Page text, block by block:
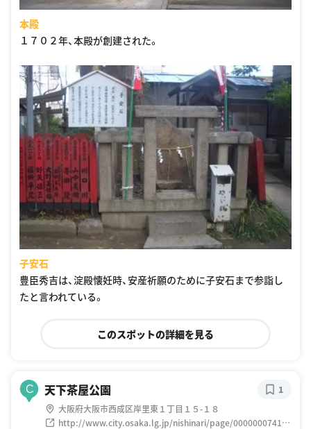
本殿
１７０２年、本殿が創建された。
子安石
豊臣秀吉は、淀殿懐妊時、安産祈願のために子安石まで参詣し
たと言われている。
このスポットの詳細を見る
C 天下茶屋公園
大阪府大阪市西成区岸里東１丁目１５-１８
http://www.city.osaka.lg.jp/nishinari/page/0000000741.h
1